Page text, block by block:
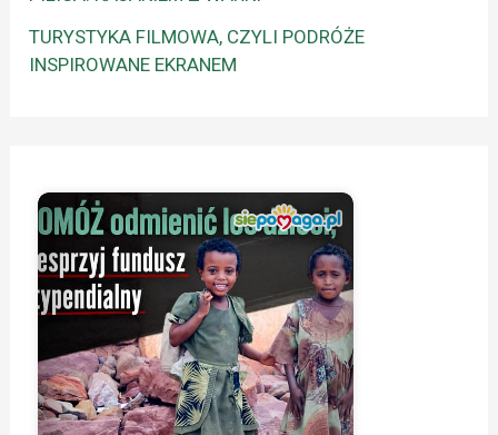
TURYSTYKA FILMOWA, CZYLI PODRÓŻE
INSPIROWANE EKRANEM